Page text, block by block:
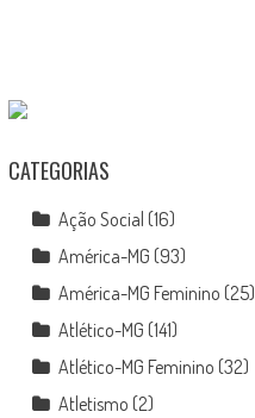
CATEGORIAS
Ação Social (16)
América-MG (93)
América-MG Feminino (25)
Atlético-MG (141)
Atlético-MG Feminino (32)
Atletismo (2)